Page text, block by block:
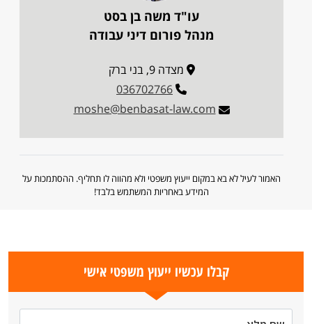
עו"ד משה בן בסט
מנהל פורום דיני עבודה
מצדה 9, בני ברק
036702766
moshe@benbasat-law.com
האמור לעיל לא בא במקום ייעוץ משפטי ולא מהווה לו תחליף. ההסתמכות על
המידע באחריות המשתמש בלבד!
קבלו עכשיו ייעוץ משפטי אישי